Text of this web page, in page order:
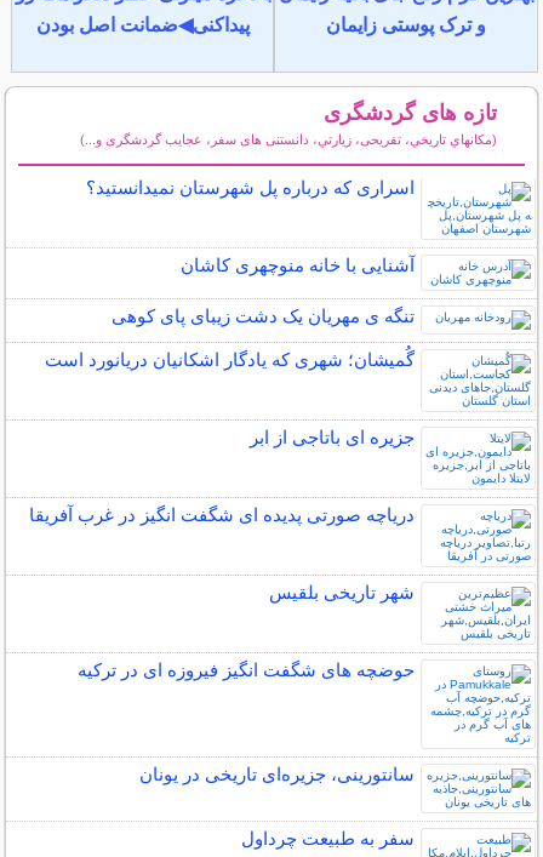
و ترک پوستی زایمان
پیداکنی◀ضمانت اصل بودن
تازه های گردشگری
(مكانهاي تاريخي، تفریحی، زيارتي، دانستنی های سفر، عجایب گردشگری و...)
اسراری که درباره پل شهرستان نمیدانستید؟
آشنایی با خانه منوچهری کاشان
تنگه ی مهریان یک دشت زیبای پای کوهی
گُمیشان؛ شهری که یادگار اشکانیان دریانورد است
جزیره ای باتاجی از ابر
دریاچه صورتی پدیده ای شگفت انگیز در غرب آفریقا
شهر تاریخی بلقیس
حوضچه های شگفت انگیز فیروزه ای در ترکیه
سانتورینی، جزیره‌ای تاریخی در یونان
سفر به طبیعت چرداول